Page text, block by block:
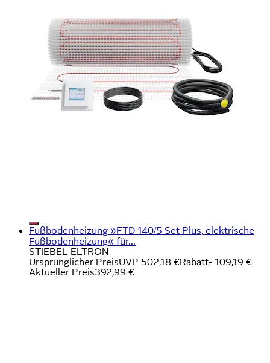
Fußbodenheizung »FTD 140/5 Set Plus, elektrische
Fußbodenheizung« für...
STIEBEL ELTRON
Ursprünglicher PreisUVP 502,18 €Rabatt- 109,19 €
Aktueller Preis392,99 €